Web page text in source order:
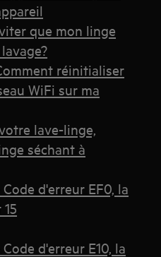
que mon linge
réinitialiser
WiFi sur ma
lave-linge,
séchant à
d'erreur EF0, la
d'erreur E10, la